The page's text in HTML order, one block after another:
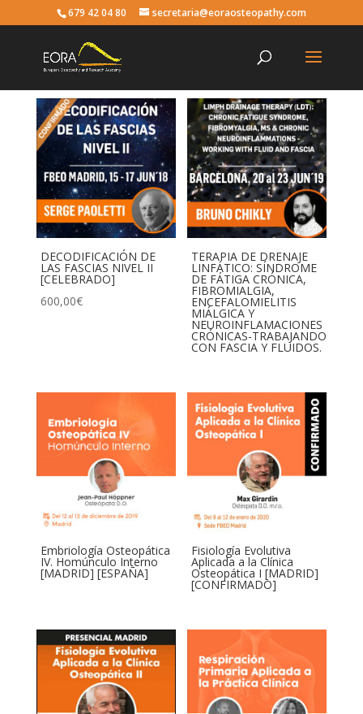
679 42 04 80 secretaria@eoraosteopathy.com
DECODIFICACIÓN DE
LAS FASCIAS NIVEL II
[CELEBRADO]
600,00€
TERAPIA DE DRENAJE
LINFÁTICO: SÍNDROME
DE FÁTIGA CRÓNICA,
FIBROMIALGIA,
ENCEFALOMIELITIS
MIÁLGICA Y
NEUROINFLAMACIONES
CRÓNICAS-TRABAJANDO
CON FASCIA Y FLUIDOS.
Embriología Osteopática
IV. Homúnculo Interno
[MADRID] [ESPAÑA]
Fisiología Evolutiva
Aplicada a la Clínica
Osteopática I [MADRID]
[CONFIRMADO]